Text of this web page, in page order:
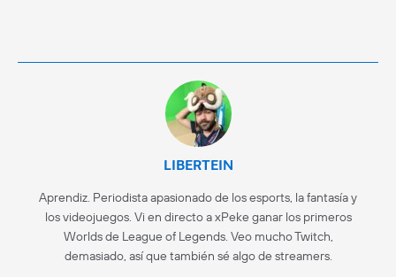
LIBERTEIN
Aprendiz. Periodista apasionado de los esports, la fantasía y
los videojuegos. Vi en directo a xPeke ganar los primeros
Worlds de League of Legends. Veo mucho Twitch,
demasiado, así que también sé algo de streamers.